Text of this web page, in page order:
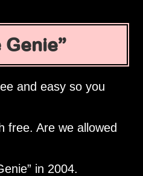
Genie
and easy so you
free. Are we allowed
in 2004.